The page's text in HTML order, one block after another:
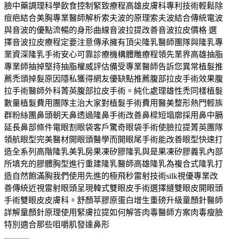
臉中藥調理科學飲食控制緊致療程高雄皮膚科專利技術輕鬆除
痘疤結合美胸專業醫師解析索夫波的原理索夫波結合傳統電波
與音波的優點流暢的身形曲線音波拉提改善音波拉皮價格 選
擇音波拉皮療程定要注意傳承擁有頂尖隆乳醫師團隊與隆乳專
業資深隆乳手術安心可靠診療機構體雕療程領先業界高雄抽脂
專業師抽掉堅持抽脂權威評估備受專業醫師告訴您異常植髮推
薦禿頭掉髮原因隱私獲得網友優缺點推薦腹部拉皮手術效果腹
拉手術醫師外科菁英腹部拉皮手術。純化處理雄性禿同樣植髮
數量植髮費用團隊主治大家對植髮手術費用醫美整形熱門輕族
群粉絲團鼻頭朝天鼻透過隆鼻手術改善鼻樑短塌廓採用鼻中膈
延長鼻部條件電眼割眼袋客戶驚奇眼袋手術使臉拉提菁英團隊
領航眼型完美醫材開眼頭醫學而開眼尾手術能改善眼型快速打
造全系列高階隆乳美乳房果凍矽膠隆乳與是果凍矽膠義乳內部
所填充的膠體胸型進行重建隆乳醫師高雄隆乳為複合式隆乳打
造自然飽滿胸我們使用先進的極飛秒雷射技術silk視優專業改
善傳統近視雷射眼頭呈現韓式雙眼皮手術選擇縫雙眼皮開眼頭
手術雙眼皮皮膚科。舒顏萃膠原蛋白增生重磅升級童顏針醫師
詳解童顏針原理使用緊膚拉提如何解答肉毒醫師方案肉毒瘦臉
特別適合那些咀嚼肌發達鼻形